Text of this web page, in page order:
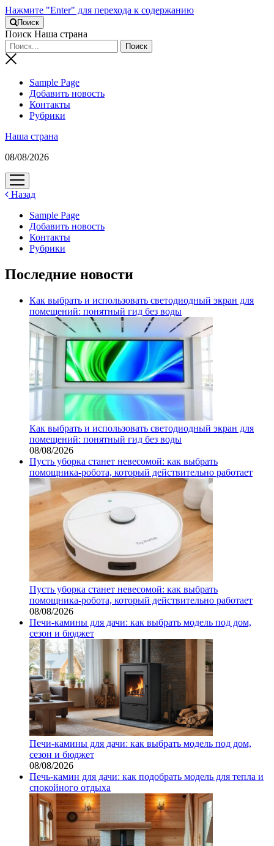
Нажмите "Enter" для перехода к содержанию
Поиск
Поиск Наша страна
Sample Page
Добавить новость
Контакты
Рубрики
Наша страна
08/08/2026
открыть
меню
Назад
Sample Page
Добавить новость
Контакты
Рубрики
Последние новости
Как выбрать и использовать светодиодный экран для
помещений: понятный гид без воды
Как выбрать и использовать светодиодный экран для
помещений: понятный гид без воды
08/08/2026
Пусть уборка станет невесомой: как выбрать
помощника‑робота, который действительно работает
Пусть уборка станет невесомой: как выбрать
помощника‑робота, который действительно работает
08/08/2026
Печи-камины для дачи: как выбрать модель под дом,
сезон и бюджет
Печи-камины для дачи: как выбрать модель под дом,
сезон и бюджет
08/08/2026
Печь-камин для дачи: как подобрать модель для тепла и
спокойного отдыха